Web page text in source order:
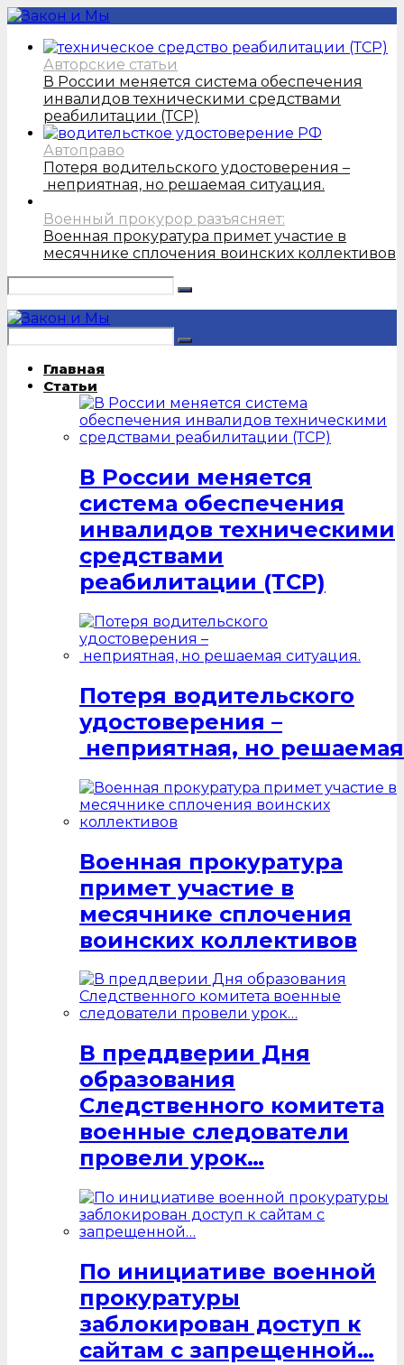
Авторские статьи
В России меняется система обеспечения
инвалидов техническими средствами
реабилитации (ТСР)
Автоправо
Потеря водительского удостоверения –
неприятная, но решаемая ситуация.
Военный прокурор разъясняет:
Военная прокуратура примет участие в
месячнике сплочения воинских коллективов
Главная
Статьи
В России меняется
система обеспечения
инвалидов техническими
средствами
реабилитации (ТСР)
Потеря водительского
удостоверения –
неприятная, но
Военная прокуратура
примет участие в
месячнике сплочения
воинских коллективов
В преддверии Дня
образования
Следственного комитета
военные следователи
провели урок…
По инициативе военной
прокуратуры
заблокирован доступ к
сайтам с запрещенной…